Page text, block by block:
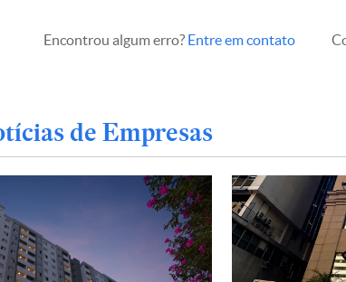
Encontrou algum erro? Entre em contato
de Empresas